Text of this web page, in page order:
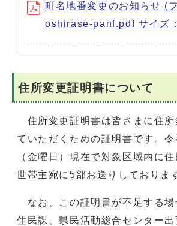
町名地番変更のお知らせ (
oshirase-panf.pdf サイズ
住所変更証明書について
住所変更証明書は皆さまに住所
ていただくための証明書です。
（金曜日）現在で対象区域内に
世帯主宛に5部お送りしておりま
なお、この証明書が不足する場
住民課、県民活動総合センター